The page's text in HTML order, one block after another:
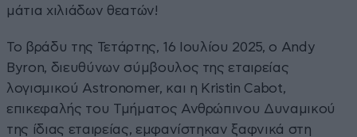
μάτια χιλιάδων θεατών!
Το βράδυ της Τετάρτης, 16 Ιουλίου 2025, ο Andy
Byron, διευθύνων σύμβουλος της εταιρείας
λογισμικού Astronomer, και η Kristin Cabot,
επικεφαλής του Τμήματος Ανθρώπινου Δυναμικού
της ίδιας εταιρείας, εμφανίστηκαν ξαφνικά στη